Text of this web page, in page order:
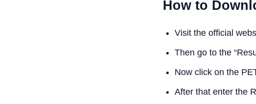
How to
Visit the official
Then go to the
Now click on the
After that enter the